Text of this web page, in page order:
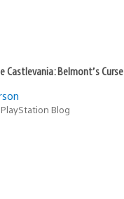
Castlevania: Belmont’s Curse
Blog